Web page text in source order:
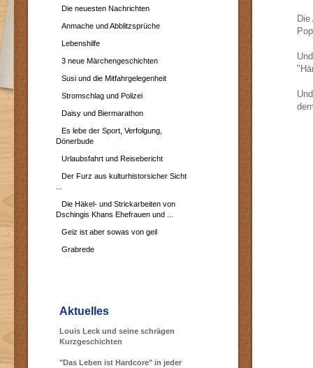
Die neuesten Nachrichten
Anmache und Abblitzsprüche
Lebenshilfe
3 neue Märchengeschichten
Susi und die Mitfahrgelegenheit
Stromschlag und Polizei
Daisy und Biermarathon
Es lebe der Sport, Verfolgung,
Dönerbude
Urlaubsfahrt und Reisebericht
Der Furz aus kulturhistorsicher Sicht
Die Häkel- und Strickarbeiten von
Dschingis Khans Ehefrauen und ...
Geiz ist aber sowas von geil
Grabrede
Aktuelles
Louis Leck und seine schrägen
Kurzgeschichten
"Das Leben ist Hardcore" in jeder